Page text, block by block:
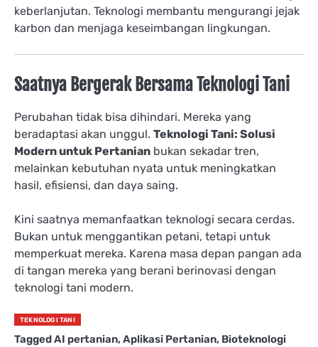
keberlanjutan. Teknologi membantu mengurangi jejak
karbon dan menjaga keseimbangan lingkungan.
Saatnya Bergerak Bersama Teknologi Tani
Perubahan tidak bisa dihindari. Mereka yang
beradaptasi akan unggul. Teknologi Tani: Solusi
Modern untuk Pertanian bukan sekadar tren,
melainkan kebutuhan nyata untuk meningkatkan
hasil, efisiensi, dan daya saing.
Kini saatnya memanfaatkan teknologi secara cerdas.
Bukan untuk menggantikan petani, tetapi untuk
memperkuat mereka. Karena masa depan pangan ada
di tangan mereka yang berani berinovasi dengan
teknologi tani modern.
TEKNOLOGI TANI
TaggedAI pertanian, Aplikasi Pertanian, Bioteknologi